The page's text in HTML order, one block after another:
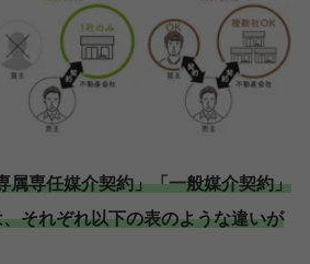
属専任媒介契約」「一般媒介契約」
それぞれ以下の表のような違いが